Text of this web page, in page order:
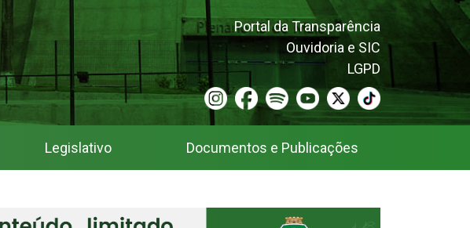
Portal da Transparência
Ouvidoria e SIC
LGPD
Legislativo Documentos e Publicações